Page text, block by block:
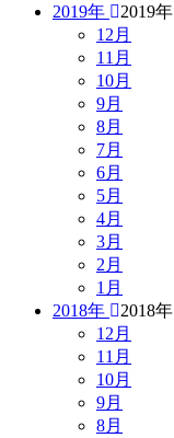
2019年
2019年
12月
11月
10月
9月
8月
7月
6月
5月
4月
3月
2月
1月
2018年
2018年
12月
11月
10月
9月
8月